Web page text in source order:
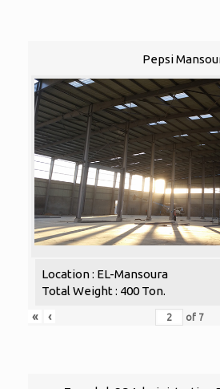
Pepsi
Location : EL-Mansoura
Total Weight : 400 Ton.
«
‹ of 7